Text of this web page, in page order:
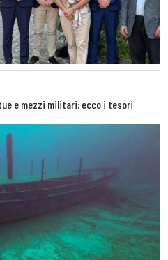
e mezzi militari: ecco i tesori